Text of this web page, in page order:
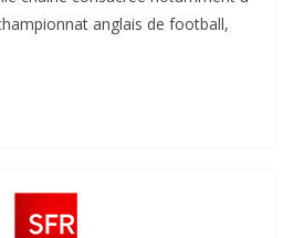
anglais de football,